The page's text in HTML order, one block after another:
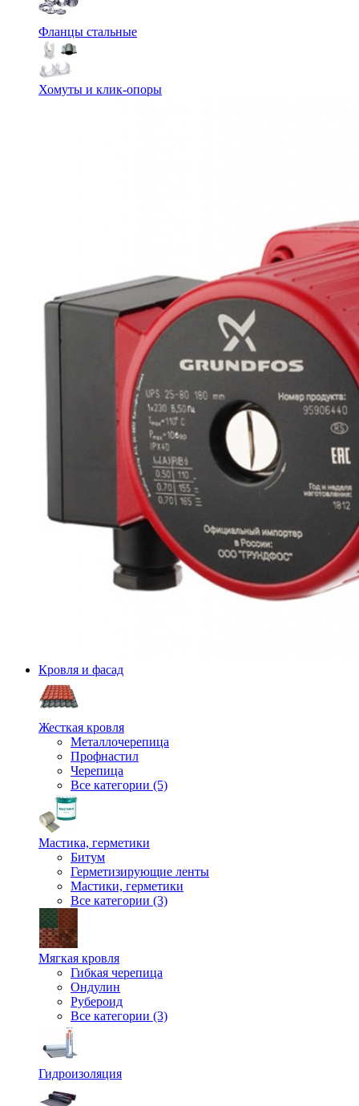
Фланцы стальные
Хомуты и клик-опоры
Кровля и фасад
Жесткая кровля
Металлочерепица
Профнастил
Черепица
Все категории (5)
Мастика, герметики
Битум
Герметизирующие ленты
Мастики, герметики
Все категории (3)
Мягкая кровля
Гибкая черепица
Ондулин
Рубероид
Все категории (3)
Гидроизоляция